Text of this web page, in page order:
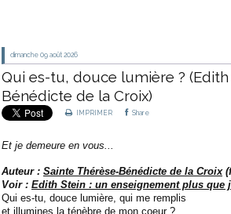
dimanche 09 août 2026
Qui es-tu, douce lumière ?
Bénédicte de la Croix)
IMPRIMER Share
Et je demeure en vous...
Auteur : Sainte Thérèse-Bénédicte de la Croix
Voir : Edith Stein : un enseignement plus que
Qui es-tu, douce lumière, qui me remplis
et illumines la ténèbre de mon coeur ?